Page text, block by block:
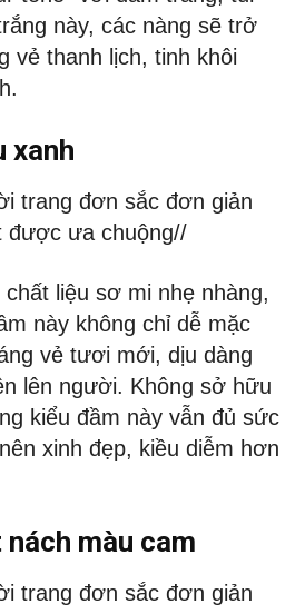
này, các nàng sẽ trở
vẻ thanh lịch, tinh khôi
xanh
liệu sơ mi nhẹ nhàng,
này không chỉ dễ mặc
vẻ tươi mới, dịu dàng
lên người. Không sở hữu
kiểu đầm này vẫn đủ sức
xinh đẹp, kiều diễm hơn
màu cam